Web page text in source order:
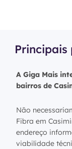
Principais
A Giga Mais
bairros de
Não
Fibra em
endereço
viabilidade